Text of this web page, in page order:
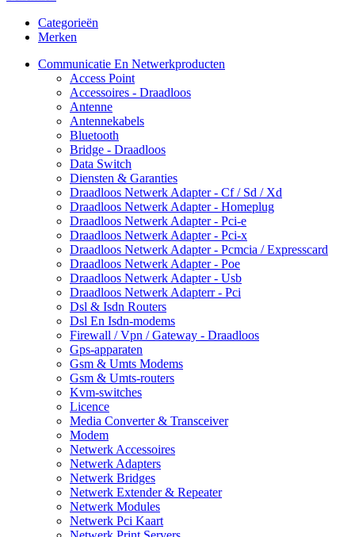
Categorieën
Merken
Communicatie En Netwerkproducten
Access Point
Accessoires - Draadloos
Antenne
Antennekabels
Bluetooth
Bridge - Draadloos
Data Switch
Diensten & Garanties
Draadloos Netwerk Adapter - Cf / Sd / Xd
Draadloos Netwerk Adapter - Homeplug
Draadloos Netwerk Adapter - Pci-e
Draadloos Netwerk Adapter - Pci-x
Draadloos Netwerk Adapter - Pcmcia / Expresscard
Draadloos Netwerk Adapter - Poe
Draadloos Netwerk Adapter - Usb
Draadloos Netwerk Adapterr - Pci
Dsl & Isdn Routers
Dsl En Isdn-modems
Firewall / Vpn / Gateway - Draadloos
Gps-apparaten
Gsm & Umts Modems
Gsm & Umts-routers
Kvm-switches
Licence
Media Converter & Transceiver
Modem
Netwerk Accessoires
Netwerk Adapters
Netwerk Bridges
Netwerk Extender & Repeater
Netwerk Modules
Netwerk Pci Kaart